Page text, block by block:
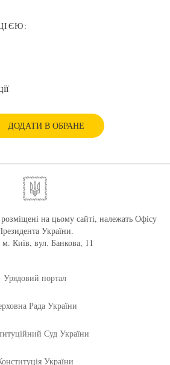
ДОДАТИ В ОБРАНЕ
на цьому сайті, належать Офісу
України.
Київ, вул. Банкова, 11
Урядовий портал
Рада України
Суд України
України